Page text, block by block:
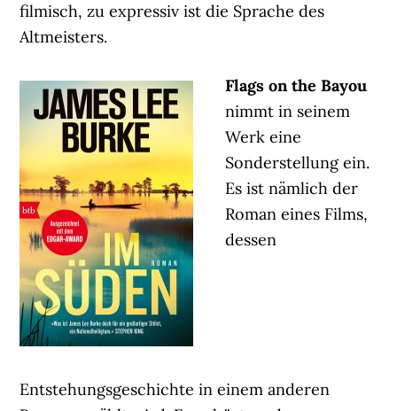
filmisch, zu expressiv ist die Sprache des
Altmeisters.
Flags on the Bayou
nimmt in seinem
Werk eine
Sonderstellung ein.
Es ist nämlich der
Roman eines Films,
dessen
Entstehungsgeschichte in einem anderen